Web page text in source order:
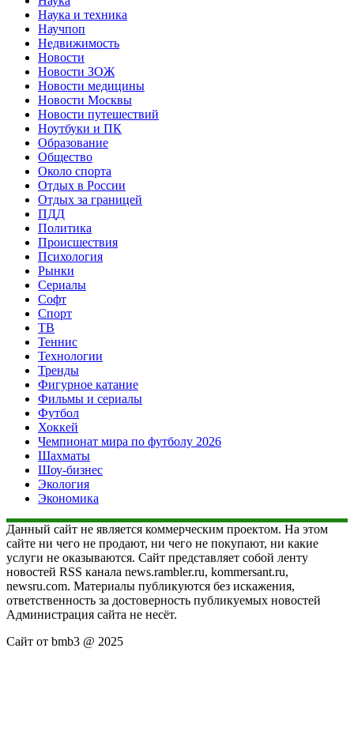
Наука и техника
Научпоп
Недвижимость
Новости
Новости ЗОЖ
Новости медицины
Новости Москвы
Новости путешествий
Ноутбуки и ПК
Образование
Общество
Около спорта
Отдых в России
Отдых за границей
ПДД
Политика
Происшествия
Психология
Рынки
Сериалы
Софт
Спорт
ТВ
Теннис
Технологии
Тренды
Фигурное катание
Фильмы и сериалы
Футбол
Хоккей
Чемпионат мира по футболу 2026
Шахматы
Шоу-бизнес
Экология
Экономика
Данный сайт не является коммерческим проектом. На этом
сайте ни чего не продают, ни чего не покупают, ни какие
услуги не оказываются. Сайт представляет собой ленту
новостей RSS канала news.rambler.ru, kommersant.ru,
newsru.com. Материалы публикуются без искажения,
ответственность за достоверность публикуемых новостей
Администрация сайта не несёт.
Сайт от bmb3 @ 2025